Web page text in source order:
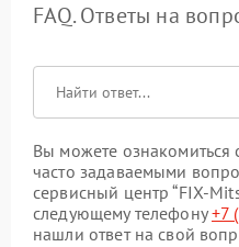
FAQ. Ответы на
Вы можете
часто задаваемыми
сервисный центр “FIX-
следующему телефону+7
нашли ответ на свой